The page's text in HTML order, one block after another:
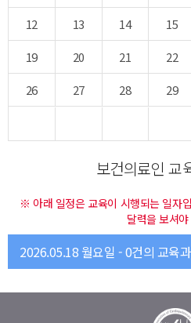
12
13 14 15
19 20 21 22
26
27 28 29
보건의료인 교
※ 아래 일정은 교육이 시행되는 일자
달력을 보셔
2026.05.18 월요일 - 0건의 교육